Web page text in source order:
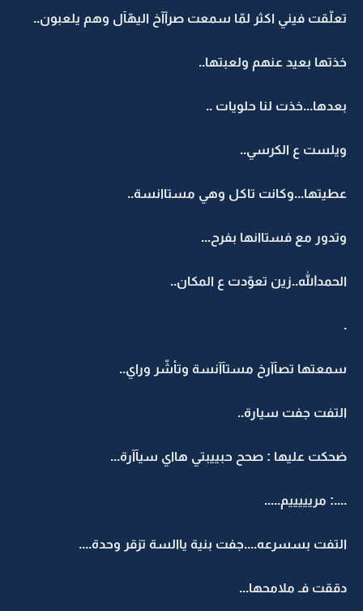
تعلّقت فيني اكثر لمّا سمعت صرآآخ اليهّآل وهم يلعبون..
خذتها بعيد عنهم ولعبتها..
بعدها...خذت لنا حلويات ..
ويلست ع الكرسي..
عطيتها...وكانت تاكل وهي مستاانسة..
وتدور مع فستاانها بفرح...
الحمدالله..زين تعوّدت ع المكان..
.
سمعتها تصآآرخ مستآآنسة وتأشّر وراي..
التفت جفت سيارة..
ضحكت عليها : صحح حبييبتي هااي سيآآرة...
....: مريييييم.....
التفت بسسرعه....جفت بنية ياالسة تزقر وحدة....
دققت فـ ملامحها...